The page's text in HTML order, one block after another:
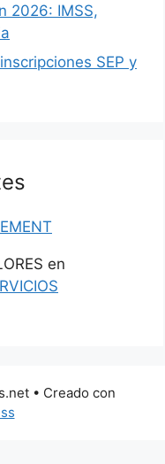
2026: IMSS,
SEP y
en
• Creado con